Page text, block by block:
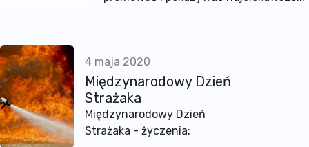
4 maja 2020
Międzynarodowy Dzień
Strażaka
Międzynarodowy Dzień
Strażaka - życzenia: